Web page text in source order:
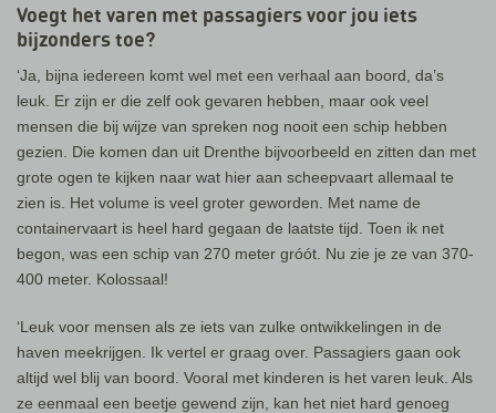
Voegt het varen met passagiers voor jou iets
bijzonders toe?
‘Ja, bijna iedereen komt wel met een verhaal aan boord, da’s
leuk. Er zijn er die zelf ook gevaren hebben, maar ook veel
mensen die bij wijze van spreken nog nooit een schip hebben
gezien. Die komen dan uit Drenthe bijvoorbeeld en zitten dan met
grote ogen te kijken naar wat hier aan scheepvaart allemaal te
zien is. Het volume is veel groter geworden. Met name de
containervaart is heel hard gegaan de laatste tijd. Toen ik net
begon, was een schip van 270 meter gróót. Nu zie je ze van 370-
400 meter. Kolossaal!
‘Leuk voor mensen als ze iets van zulke ontwikkelingen in de
haven meekrijgen. Ik vertel er graag over. Passagiers gaan ook
altijd wel blij van boord. Vooral met kinderen is het varen leuk. Als
ze eenmaal een beetje gewend zijn, kan het niet hard genoeg